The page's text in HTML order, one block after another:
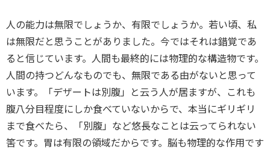
人の能力は無限でしょうか、有限でしょうか。若い頃、私
は無限だと思うことがありました。今ではそれは錯覚であ
ると信じています。人間も最終的には物理的な構造物です。
人間の持つどんなものでも、無限である由がないと思って
います。「デザートは別腹」と云う人が居ますが、これも
腹八分目程度にしか食べていないからで、本当にギリギリ
まで食べたら、「別腹」など悠長なことは云ってられない
筈です。胃は有限の領域だからです。脳も物理的な作用です